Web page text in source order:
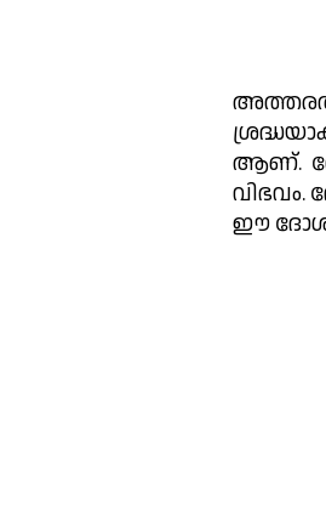
ആണ്.
ഈ ദോശ